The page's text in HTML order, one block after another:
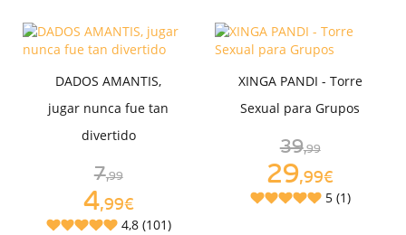
DADOS AMANTIS,
jugar nunca fue tan
divertido
7,99
4,99€
4,8 (101)
XINGA PANDI - Torre
Sexual para Grupos
39,99
29,99€
5 (1)